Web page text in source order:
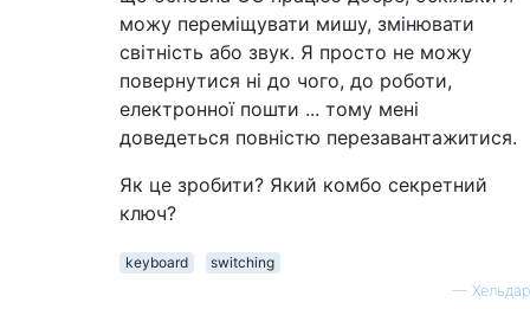
можу переміщувати мишу, змінювати
світність або звук. Я просто не можу
повернутися ні до чого, до роботи,
електронної пошти ... тому мені
доведеться повністю перезавантажитися.
Як це зробити? Який комбо секретний
ключ?
keyboard
switching
— Хельдар